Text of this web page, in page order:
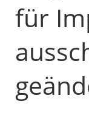
für